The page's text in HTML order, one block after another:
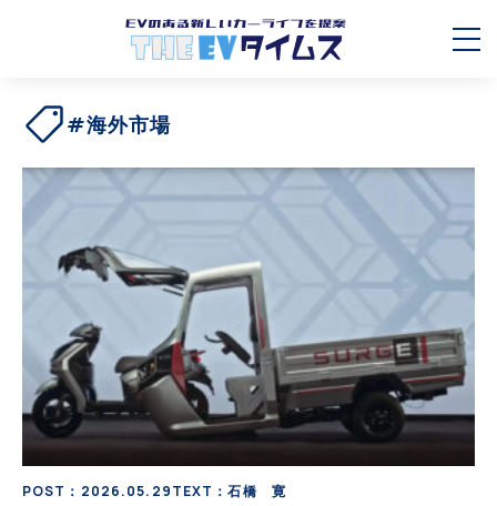
#海外市場
POST：2026.05.29TEXT：石橋 寛